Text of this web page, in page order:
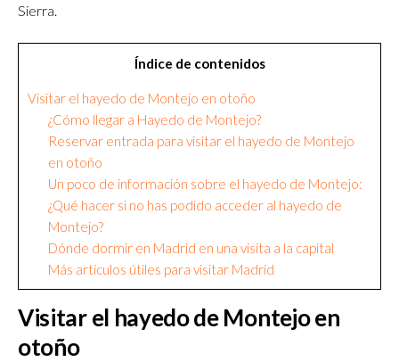
Sierra.
Índice de contenidos
Visitar el hayedo de Montejo en otoño
¿Cómo llegar a Hayedo de Montejo?
Reservar entrada para visitar el hayedo de Montejo
en otoño
Un poco de información sobre el hayedo de Montejo:
¿Qué hacer si no has podido acceder al hayedo de
Montejo?
Dónde dormir en Madrid en una visita a la capital
Más artículos útiles para visitar Madrid
Visitar el hayedo de Montejo en
otoño